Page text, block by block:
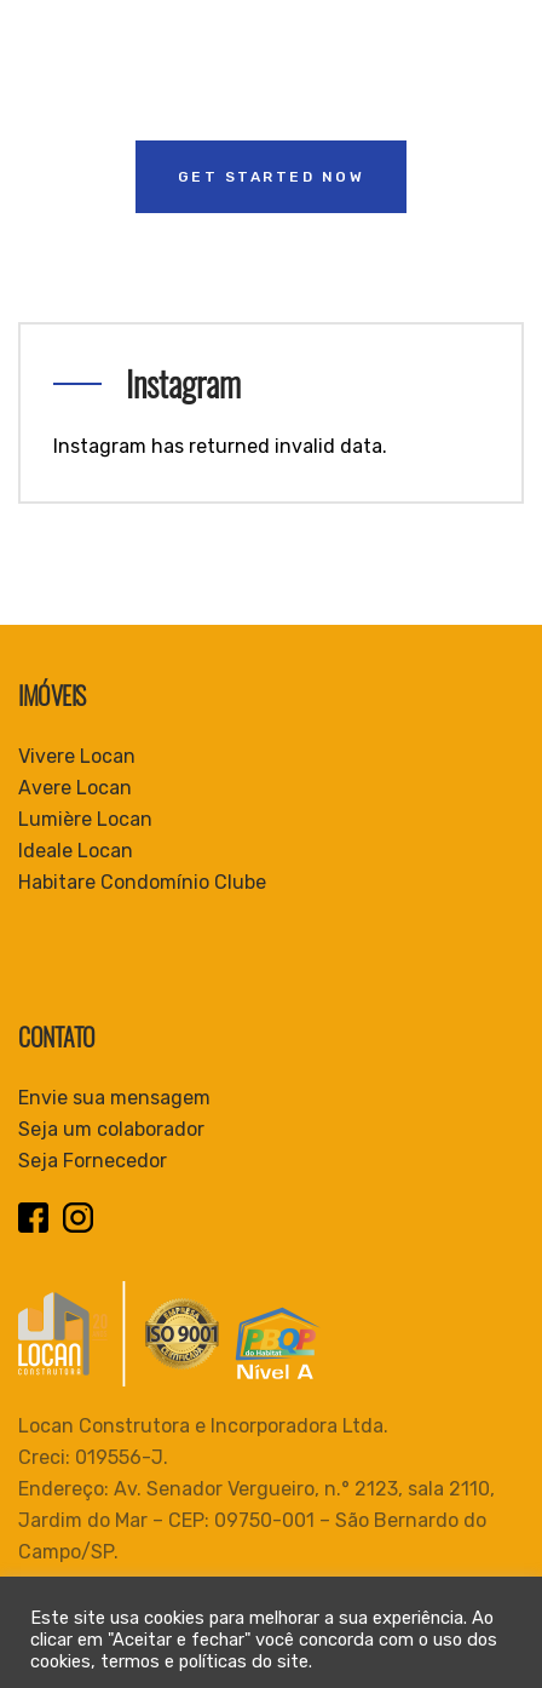
GET STARTED NOW
Instagram
Instagram has returned invalid data.
IMÓVEIS
Vivere Locan
Avere Locan
Lumière Locan
Ideale Locan
Habitare Condomínio Clube
CONTATO
Envie sua mensagem
Seja um colaborador
Seja Fornecedor
Locan Construtora e Incorporadora Ltda.
Creci: 019556-J.
Endereço: Av. Senador Vergueiro, n.° 2123, sala 2110,
Jardim do Mar – CEP: 09750-001 – São Bernardo do
Campo/SP.
Tel.: (11) 4124-8999 | (11) 4332-4444
Politica de privacidade
Este site usa cookies para melhorar a sua experiência. Ao
clicar em "Aceitar e fechar" você concorda com o uso dos
cookies, termos e políticas do site.